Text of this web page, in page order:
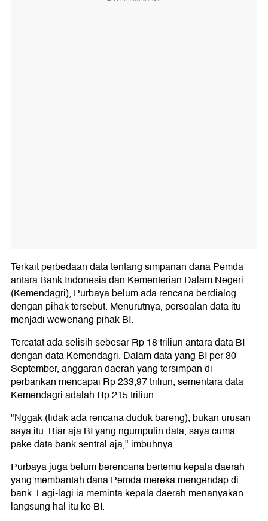
Terkait perbedaan data tentang simpanan dana Pemda
antara Bank Indonesia dan Kementerian Dalam Negeri
(Kemendagri), Purbaya belum ada rencana berdialog
dengan pihak tersebut. Menurutnya, persoalan data itu
menjadi wewenang pihak BI.
Tercatat ada selisih sebesar Rp 18 triliun antara data BI
dengan data Kemendagri. Dalam data yang BI per 30
September, anggaran daerah yang tersimpan di
perbankan mencapai Rp 233,97 triliun, sementara data
Kemendagri adalah Rp 215 triliun.
"Nggak (tidak ada rencana duduk bareng), bukan urusan
saya itu. Biar aja BI yang ngumpulin data, saya cuma
pake data bank sentral aja," imbuhnya.
Purbaya juga belum berencana bertemu kepala daerah
yang membantah dana Pemda mereka mengendap di
bank. Lagi-lagi ia meminta kepala daerah menanyakan
langsung hal itu ke BI.